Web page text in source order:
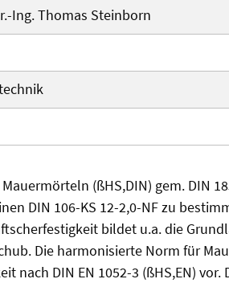
Ing. Thomas Steinborn
(ßHS,DIN) gem. DIN
DIN 106-KS 12-2,0-NF zu
bildet u.a. die
Die harmonisierte Norm für
nach DIN EN 1052-3 (ßHS,EN) vor.